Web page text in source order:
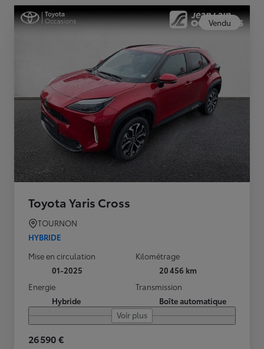
Vendu
Toyota Yaris Cross
TOURNON
HYBRIDE
Mise en circulation
01-2025
Kilométrage
20 456 km
Energie
Hybride
Transmission
Boîte automatique
Voir plus
26 590 €